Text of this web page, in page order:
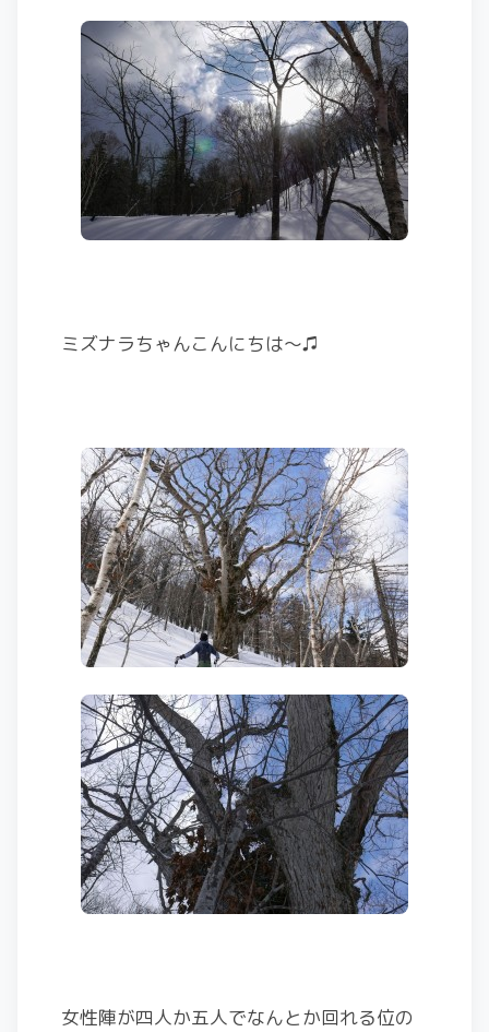
ミズナラちゃんこんにちは～♫
女性陣が四人か五人でなんとか回れる位の